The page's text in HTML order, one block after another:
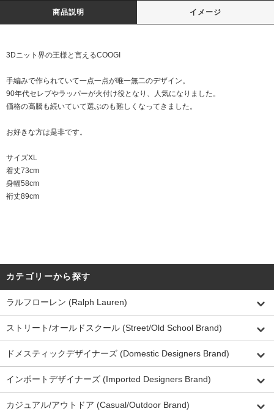
商品説明 イメージ
3Dニット界の王様と言えるCOOGI
手編みで作られていて一点一点が唯一無二のデザイン。
90年代セレブやラッパーが火付け役となり、人気になりました。
価格の高騰も続いていて選ぶのも難しくなってきました。
お好きな方は是非です。
サイズXL
着丈73cm
身幅58cm
裄丈89cm
カテゴリーから探す
ラルフローレン (Ralph Lauren)
ストリート/オールドスクール (Street/Old School Brand)
ドメスティックデザイナーズ (Domestic Designers Brand)
インポートデザイナーズ (Imported Designers Brand)
カジュアル/アウトドア (Casual/Outdoor Brand)